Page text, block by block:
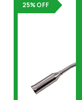
25% OFF